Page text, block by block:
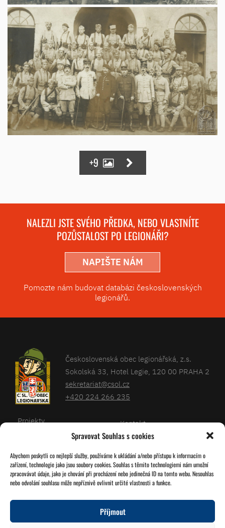
Spravovat Souhlas s cookies
Abychom poskytli co nejlepší služby, používáme k ukládání a/nebo přístupu k informacím o
zařízení, technologie jako jsou soubory cookies. Souhlas s těmito technologiemi nám umožní
zpracovávat údaje, jako je chování při procházení nebo jedinečná ID na tomto webu. Nesouhlas
nebo odvolání souhlasu může nepříznivě ovlivnit určité vlastnosti a funkce.
Příjmout
+9
NALEZLI JSTE SVÉHO PŘEDKA, NEBO VLASTNÍTE
POZŮSTALOST PO LEGIONÁŘI?
NAPIŠTE NÁM
Pomozte nám budovat databázi československých
legionářů.
Československá obec legionářská, z.s.
Sokolská 33, Hotel Legie, 120 00 PRAHA 2
sekretariat@csol.cz
+420 224 266 235
Sledujte nás!
Projekty
Kalendář
O nás
Kontakt
Databáze legionářů
Pro členy
Zásady cookies